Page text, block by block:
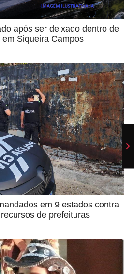
após ser deixado dentro de
Siqueira Campos
em 9 estados contra
de prefeituras